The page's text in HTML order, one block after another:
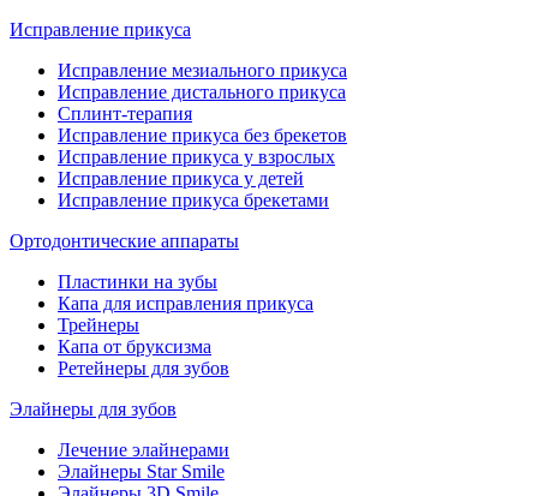
Исправление прикуса
Исправление мезиального прикуса
Исправление дистального прикуса
Сплинт-терапия
Исправление прикуса без брекетов
Исправление прикуса у взрослых
Исправление прикуса у детей
Исправление прикуса брекетами
Ортодонтические аппараты
Пластинки на зубы
Капа для исправления прикуса
Трейнеры
Капа от бруксизма
Ретейнеры для зубов
Элайнеры для зубов
Лечение элайнерами
Элайнеры Star Smile